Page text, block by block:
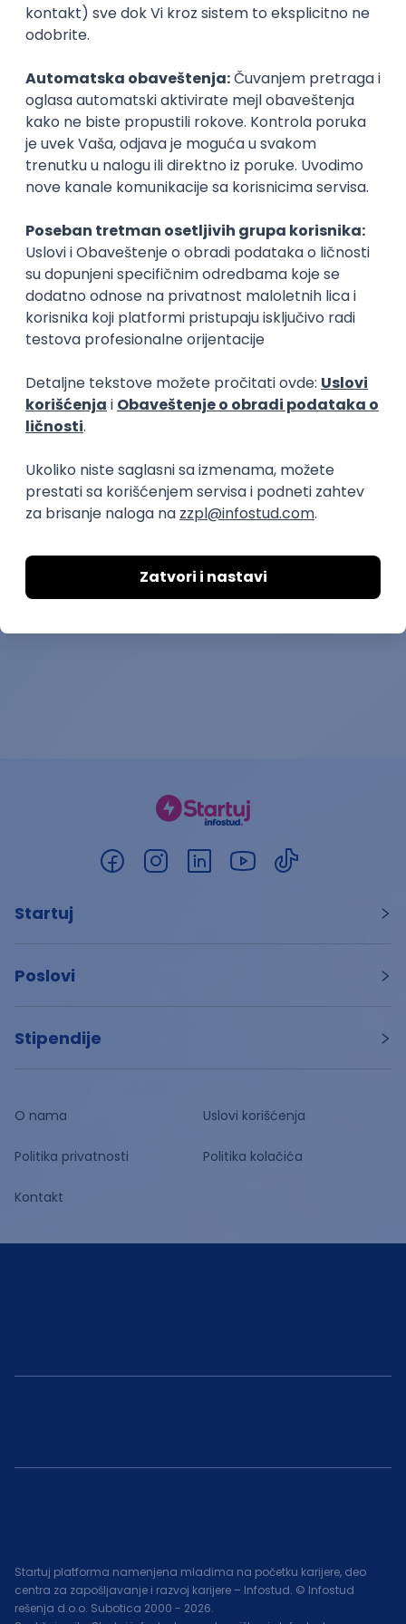
Zanimanja posle studija
Modni dizajner
dizajn
Menadžer
menadžment (viši)
Poslovi posle studija
prakse
Interior Designer AI
Booscala OÜ
Rad od kuće
Glavni kuvar
Studentsko
Startuj
Poslovi
Stipendije
O nama Uslovi korišćenja
Politika privatnosti Politika kolačića
Kontakt
Startuj platforma namenjena mladima na početku karijere, deo
centra za zapošljavanje i razvoj karijere – Infostud. © Infostud
rešenja d.o.o. Subotica 2000 - 2026.